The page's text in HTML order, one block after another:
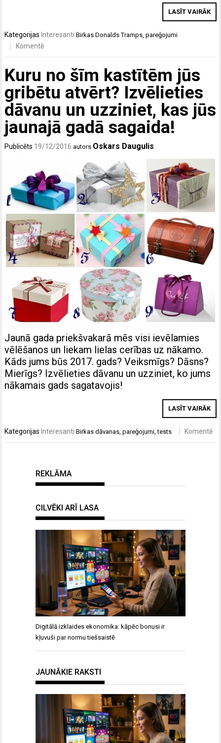
LASĪT VAIRĀK
Kategorijas Interesanti BirkasDonalds Tramps ,pareģojumi
Komentē
Kuru no šīm kastītēm jūs
gribētu atvērt? Izvēlieties
dāvanu un uzziniet, kas jūs
jaunajā gadā sagaida!
Publicēts 19/12/2016 autors Oskars Daugulis
Jaunā gada priekšvakarā mēs visi ievēlamies
vēlēšanos un liekam lielas cerības uz nākamo.
Kāds jums būs 2017. gads? Veiksmīgs? Dāsns?
Mierīgs? Izvēlieties dāvanu un uzziniet, ko jums
nākamais gads sagatavojis!
LASĪT VAIRĀK
Kategorijas Interesanti Birkasdāvanas ,pareģojumi ,tests Komentē
REKLĀMA
CILVĒKI ARĪ LASA
Digitālā izklaides ekonomika: kāpēc bonusi ir
kļuvuši par normu tiešsaistē
JAUNĀKIE RAKSTI